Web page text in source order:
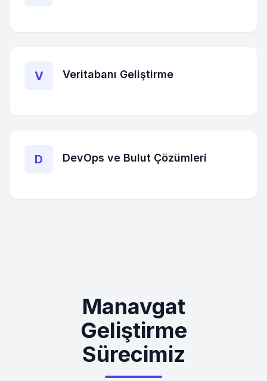
V Veritabanı Geliştirme
D DevOps ve Bulut Çözümleri
Manavgat
Geliştirme
Sürecimiz